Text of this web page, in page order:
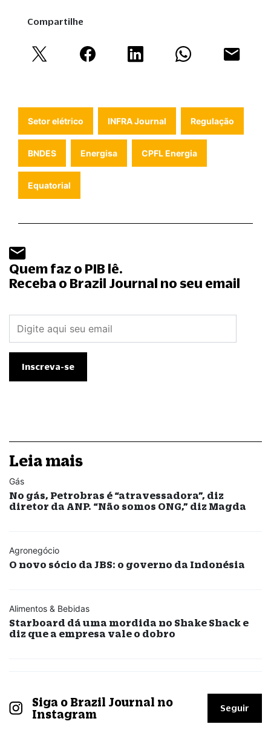
Compartilhe
Setor elétrico INFRA Journal Regulação
BNDES Energisa CPFL Energia
Equatorial
Quem faz o PIB lê.
Receba o Brazil Journal no seu email
Leia mais
Gás
No gás, Petrobras é “atravessadora”, diz
diretor da ANP. “Não somos ONG,” diz Magda
Agronegócio
O novo sócio da JBS: o governo da Indonésia
Alimentos & Bebidas
Starboard dá uma mordida no Shake Shack e
diz que a empresa vale o dobro
Siga o Brazil Journal no
Instagram
Seguir